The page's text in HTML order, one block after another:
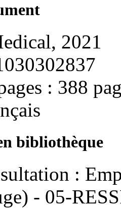
2021
: 388
bibliothèque
:
- 05-